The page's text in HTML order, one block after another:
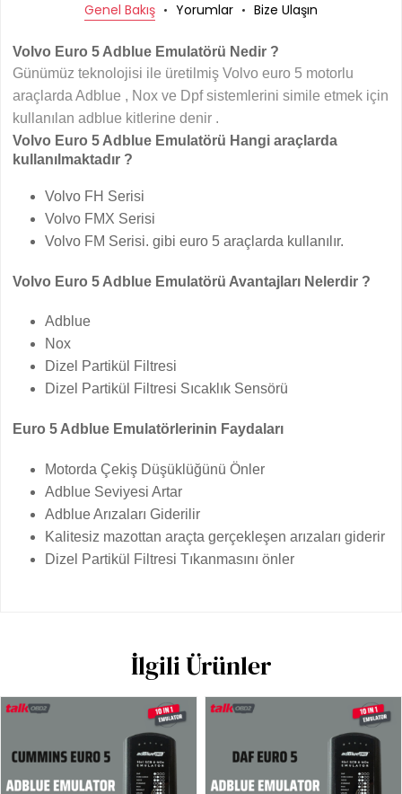
Genel Bakış Yorumlar Bize Ulaşın
Volvo Euro 5 Adblue Emulatörü Nedir ?
Günümüz teknolojisi ile üretilmiş Volvo euro 5 motorlu
araçlarda Adblue , Nox ve Dpf sistemlerini simile etmek için
kullanılan adblue kitlerine denir .
Volvo Euro 5 Adblue Emulatörü Hangi araçlarda
kullanılmaktadır ?
Volvo FH Serisi
Volvo FMX Serisi
Volvo FM Serisi. gibi euro 5 araçlarda kullanılır.
Volvo Euro 5 Adblue Emulatörü Avantajları Nelerdir ?
Adblue
Nox
Dizel Partikül Filtresi
Dizel Partikül Filtresi Sıcaklık Sensörü
Euro 5 Adblue Emulatörlerinin Faydaları
Motorda Çekiş Düşüklüğünü Önler
Adblue Seviyesi Artar
Adblue Arızaları Giderilir
Kalitesiz mazottan araçta gerçekleşen arızaları giderir
Dizel Partikül Filtresi Tıkanmasını önler
İlgili Ürünler